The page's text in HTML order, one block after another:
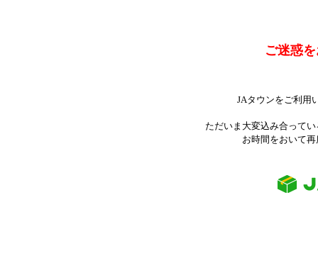
ご迷惑
JAタウンをご利用
ただいま大変込み合って
お時間をおいて